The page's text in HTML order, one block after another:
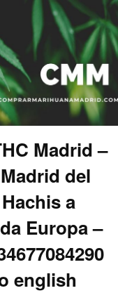
Madrid –
del
a
Europa –
english